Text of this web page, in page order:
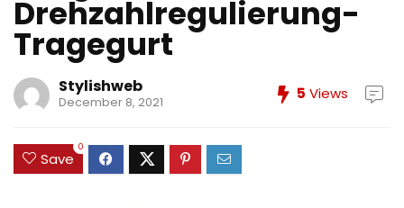
Drehzahlregulierung-
Tragegurt
Stylishweb
December 8, 2021 5 Views
Save
0